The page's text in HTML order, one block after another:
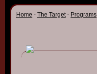
Home - The Target- Programs